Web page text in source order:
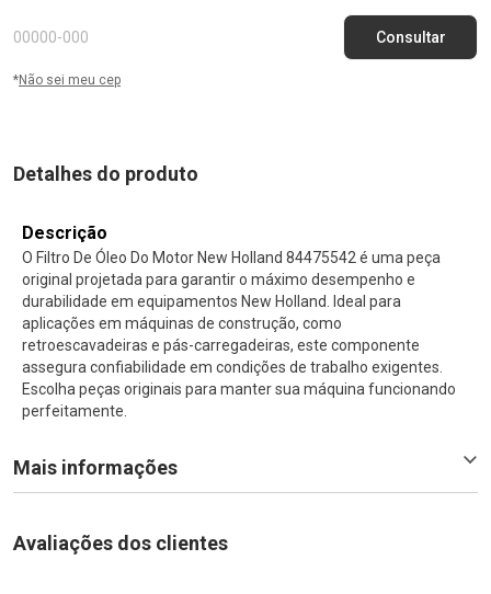
*Não sei meu cep
Detalhes do produto
Descrição
O Filtro De Óleo Do Motor New Holland 84475542 é uma peça
original projetada para garantir o máximo desempenho e
durabilidade em equipamentos New Holland. Ideal para
aplicações em máquinas de construção, como
retroescavadeiras e pás-carregadeiras, este componente
assegura confiabilidade em condições de trabalho exigentes.
Escolha peças originais para manter sua máquina funcionando
perfeitamente.
Mais informações
Avaliações dos clientes